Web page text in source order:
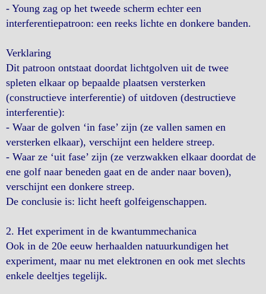
- Young zag op het tweede scherm echter een
interferentiepatroon: een reeks lichte en donkere banden.
Verklaring
Dit patroon ontstaat doordat lichtgolven uit de twee
spleten elkaar op bepaalde plaatsen versterken
(constructieve interferentie) of uitdoven (destructieve
interferentie):
- Waar de golven ‘in fase’ zijn (ze vallen samen en
versterken elkaar), verschijnt een heldere streep.
- Waar ze ‘uit fase’ zijn (ze verzwakken elkaar doordat de
ene golf naar beneden gaat en de ander naar boven),
verschijnt een donkere streep.
De conclusie is: licht heeft golfeigenschappen.
2. Het experiment in de kwantummechanica
Ook in de 20e eeuw herhaalden natuurkundigen het
experiment, maar nu met elektronen en ook met slechts
enkele deeltjes tegelijk.